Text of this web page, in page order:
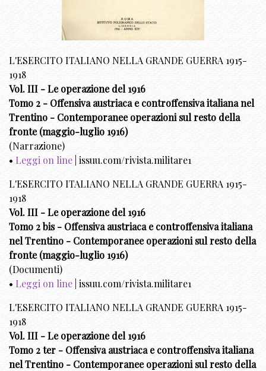
L'ESERCITO ITALIANO NELLA GRANDE GUERRA 1915-
1918
Vol. III - Le operazione del 1916
Tomo 2 - Offensiva austriaca e controffensiva italiana nel
Trentino - Contemporanee operazioni sul resto della
fronte (maggio-luglio 1916)
(Narrazione)
• Leggi on line | issuu.com/rivista.militare1
L'ESERCITO ITALIANO NELLA GRANDE GUERRA 1915-
1918
Vol. III - Le operazione del 1916
Tomo 2 bis - Offensiva austriaca e controffensiva italiana
nel Trentino - Contemporanee operazioni sul resto della
fronte (maggio-luglio 1916)
(Documenti)
• Leggi on line | issuu.com/rivista.militare1
L'ESERCITO ITALIANO NELLA GRANDE GUERRA 1915-
1918
Vol. III - Le operazione del 1916
Tomo 2 ter - Offensiva austriaca e controffensiva italiana
nel Trentino - Contemporanee operazioni sul resto della